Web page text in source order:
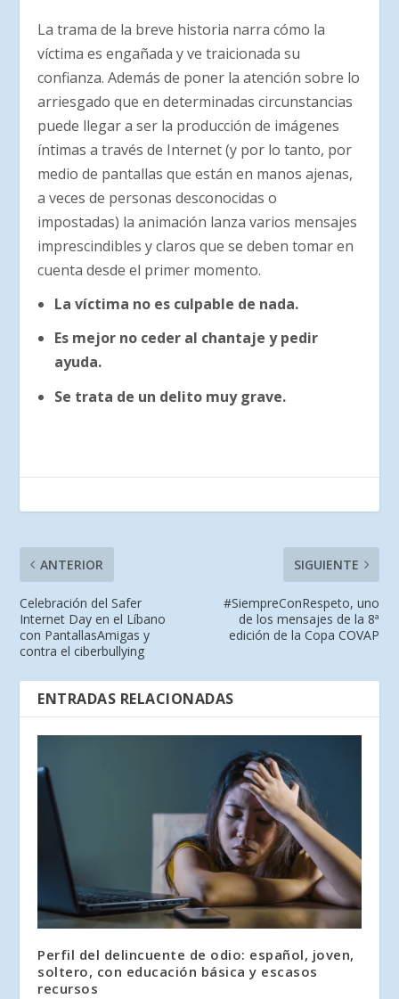
La trama de la breve historia narra cómo la
víctima es engañada y ve traicionada su
confianza. Además de poner la atención sobre lo
arriesgado que en determinadas circunstancias
puede llegar a ser la producción de imágenes
íntimas a través de Internet (y por lo tanto, por
medio de pantallas que están en manos ajenas,
a veces de personas desconocidas o
impostadas) la animación lanza varios mensajes
imprescindibles y claros que se deben tomar en
cuenta desde el primer momento.
La víctima no es culpable de nada.
Es mejor no ceder al chantaje y pedir
ayuda.
Se trata de un delito muy grave.
ANTERIOR
Celebración del Safer
Internet Day en el Líbano
con PantallasAmigas y
contra el ciberbullying
SIGUIENTE
#SiempreConRespeto, uno
de los mensajes de la 8ª
edición de la Copa COVAP
ENTRADAS RELACIONADAS
Perfil del delincuente de odio: español, joven,
soltero, con educación básica y escasos
recursos